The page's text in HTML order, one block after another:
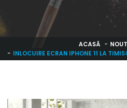
ACASĂ
INLOCUIRE ECRAN IPHONE 11 LA